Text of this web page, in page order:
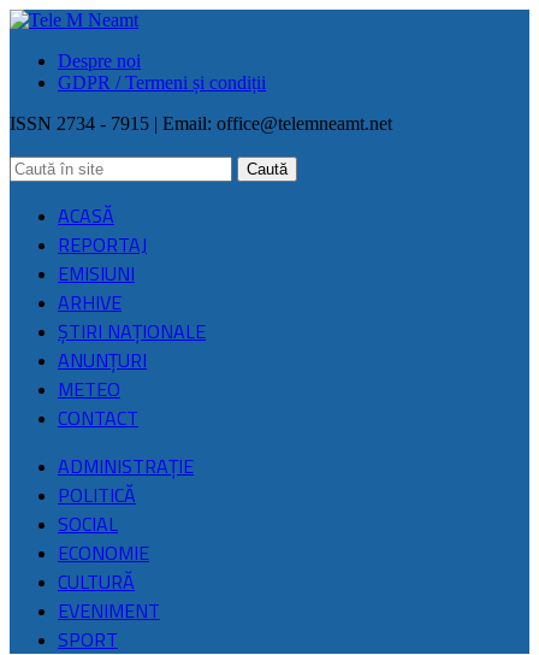
Despre noi
GDPR / Termeni și condiții
ISSN 2734 - 7915 | Email: office@telemneamt.net
ACASĂ
REPORTAJ
EMISIUNI
ARHIVE
ŞTIRI NAŢIONALE
ANUNȚURI
METEO
CONTACT
ADMINISTRAȚIE
POLITICĂ
SOCIAL
ECONOMIE
CULTURĂ
EVENIMENT
SPORT